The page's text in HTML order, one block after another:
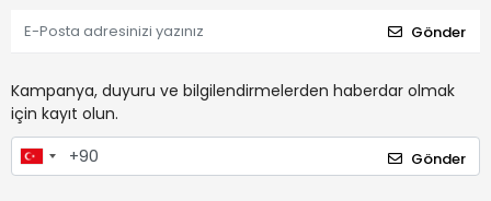
Gönder
Kampanya, duyuru ve bilgilendirmelerden haberdar olmak
için kayıt olun.
Gönder